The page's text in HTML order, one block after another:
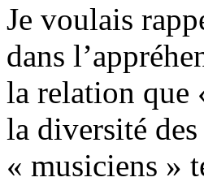
Je voulais
dans
la relation que
la diversité
« musiciens »